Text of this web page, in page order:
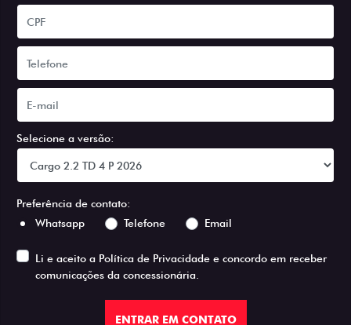
Selecione a versão:
Preferência de contato:
Whatsapp
Telefone Email
Li e aceito a Política de Privacidade e concordo em receber
comunicações da concessionária.
ENTRAR EM CONTATO